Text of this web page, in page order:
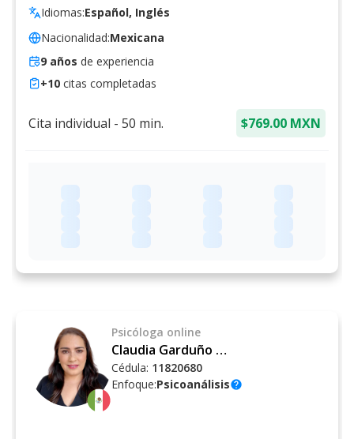
Idiomas:Español, Inglés
Nacionalidad:Mexicana
9 años de experiencia
+10 citas completadas
Cita individual - 50 min. $769.00 MXN
Psicóloga online
Claudia Garduño Pineda
Cédula: 11820680
Enfoque:Psicoanálisishelp